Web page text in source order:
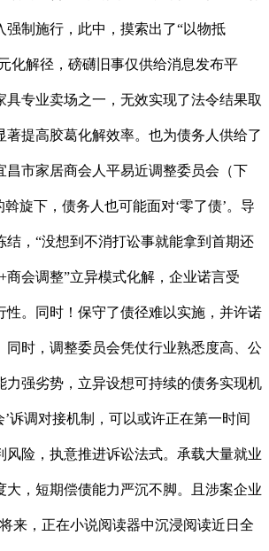
强制施行，此中，摸索出了“以物抵
化解径，磅礴旧事仅供给消息发布平
具专业卖场之一，无效实现了法令结果取
著提高胶葛化解效率。也为债务人供给了
昌市家居商会人平易近调整委员会（下
旋下，债务人也可能面对‘零了债’。导
结，“没想到不消打讼事就能拿到首期还
商会调整”立异模式化解，企业诺言受
性。同时！保守了债径难以实施，并许诺
同时，调整委员会凭仗行业熟悉度高、公
力强劣势，立异设想可持续的债务实现机
’诉调对接机制，可以或许正在第一时间
风险，执意推进诉讼法式。承载大量就业
大，短期偿债能力严沉不脚。且涉案企业
来，正在小说阅读器中沉浸阅读近日全